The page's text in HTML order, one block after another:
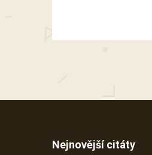
Nejnovější citáty